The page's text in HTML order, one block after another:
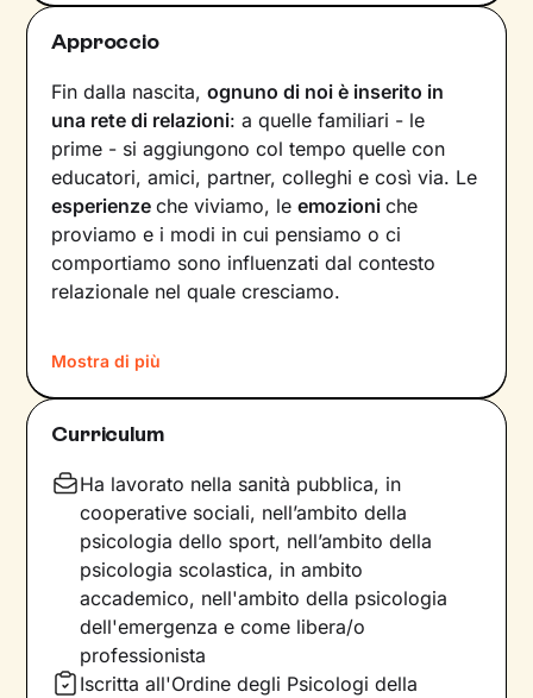
Approccio
Fin dalla nascita,ognuno di noi è inserito in
una rete di relazioni: a quelle familiari - le
prime - si aggiungono col tempo quelle con
educatori, amici, partner, colleghi e così via. Le
esperienzeche viviamo, leemozioniche
proviamo e i modi in cui pensiamo o ci
comportiamo sono influenzati dal contesto
relazionale nel quale cresciamo.
nostrobenessere
riflesso delle dinamichein cui siamo stati
immersi fin dal nostro primo giorno di vita. Per
bisogna innanzitutto acquisireconsapevolezza
e comprendere come questi meccanismi
influiscano sul nostro presente.
I nostri incontri saranno un luogo sicuro in cui
potraiesprimere ciò che pensi e provi in libertà
senza temere il giudizio. Ti guiderò lungo un
cammino che ti consentirà di dare nuovi
Mostra di più
Curriculum
Ha lavorato nella sanità pubblica, in
cooperative sociali, nell’ambito della
psicologia dello sport, nell’ambito della
psicologia scolastica, in ambito
accademico, nell'ambito della psicologia
dell'emergenza e come libera/o
professionista
Iscritta all'Ordine degli Psicologi della